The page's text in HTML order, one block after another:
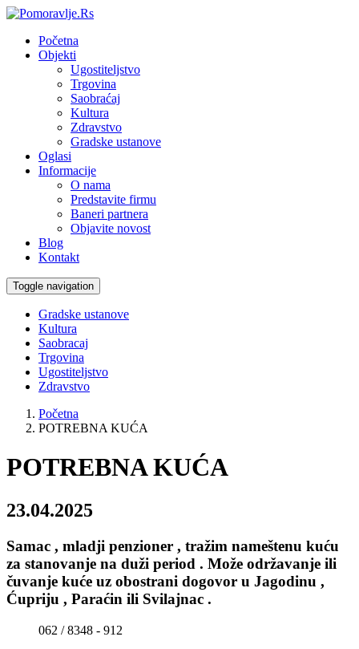
Početna
Objekti
Ugostiteljstvo
Trgovina
Saobraćaj
Kultura
Zdravstvo
Gradske ustanove
Oglasi
Informacije
O nama
Predstavite firmu
Baneri partnera
Objavite novost
Blog
Kontakt
Toggle navigation
Gradske ustanove
Kultura
Saobracaj
Trgovina
Ugostiteljstvo
Zdravstvo
Početna
POTREBNA KUĆA
POTREBNA KUĆA
23.04.2025
Samac , mladji penzioner , tražim nameštenu kuću
za stanovanje na duži period . Može održavanje ili
čuvanje kuće uz obostrani dogovor u Jagodinu ,
Ćupriju , Paraćin ili Svilajnac .
062 / 8348 - 912